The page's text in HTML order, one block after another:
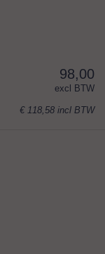
98,00
excl BTW
€ 118,58 incl BTW